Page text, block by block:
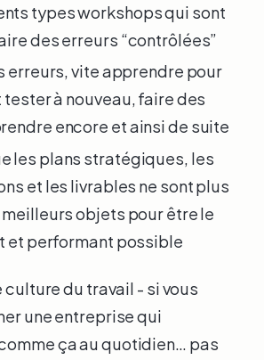
types workshops qui sont
des erreurs “contrôlées”
erreurs, vite apprendre pour
à nouveau, faire des
encore et ainsi de suite
les plans stratégiques, les
et les livrables ne sont plus
objets pour être le
et performant possible
culture du travail - si vous
une entreprise qui
ça au quotidien… pas